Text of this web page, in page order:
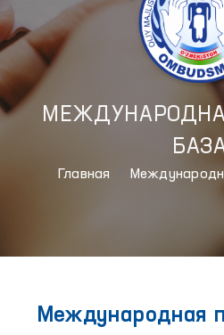
Главная
Международная